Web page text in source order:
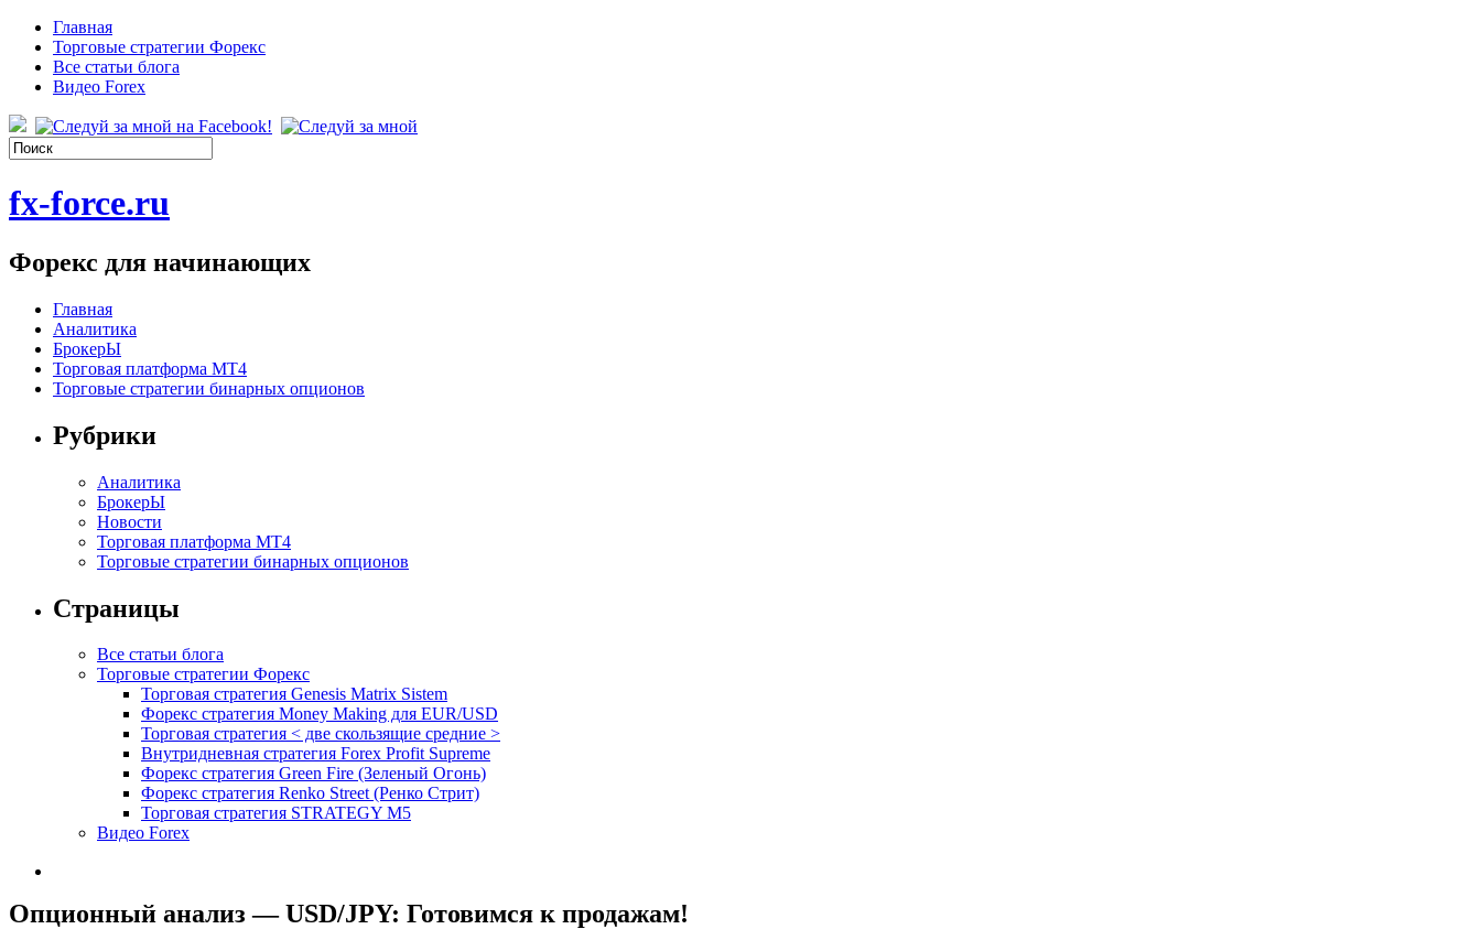
Главная
Торговые стратегии Форекс
Все статьи блога
Видео Forex
fx-force.ru
Форекс для начинающих
Главная
Аналитика
БрокерЫ
Торговая платформа МТ4
Торговые стратегии бинарных опционов
Рубрики
Аналитика
БрокерЫ
Новости
Торговая платформа МТ4
Торговые стратегии бинарных опционов
Страницы
Все статьи блога
Торговые стратегии Форекс
Торговая стратегия Genesis Matrix Sistem
Форекс стратегия Money Making для EUR/USD
Торговая стратегия < две скользящие средние >
Внутридневная стратегия Forex Profit Supreme
Форекс стратегия Green Fire (Зеленый Огонь)
Форекс стратегия Renko Street (Ренко Стрит)
Торговая стратегия STRATEGY M5
Видео Forex
Опционный анализ — USD/JPY: Готовимся к продажам!